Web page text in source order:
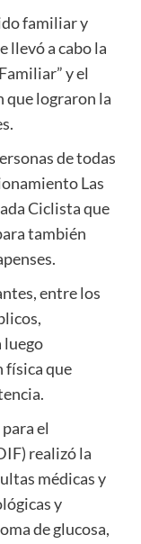
familiar y
llevó a cabo la
y el
que lograron la
de todas
Las
Ciclista que
también
entre los
luego
física que
el
realizó la
médicas y
y
de glucosa,